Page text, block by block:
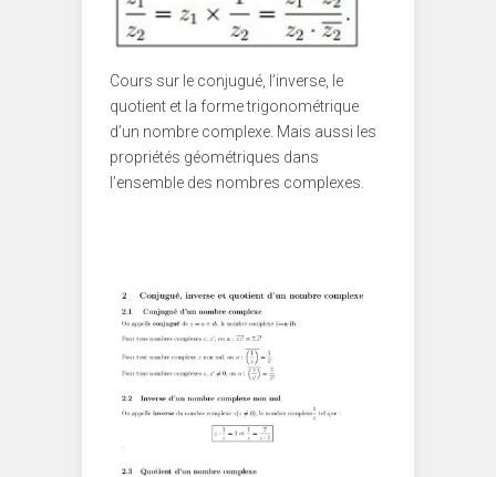
Cours sur le conjugué, l’inverse, le
quotient et la forme trigonométrique
d’un nombre complexe. Mais aussi les
propriétés géométriques dans
l’ensemble des nombres complexes.